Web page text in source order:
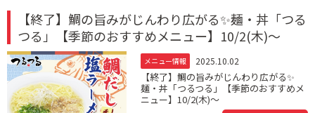
【終了】鯛の旨みがじんわり広がる✨麺・丼「つる
つる」【季節のおすすめメニュー】10/2(木)～
メニュー情報 2025.10.02
【終了】鯛の旨みがじんわり広がる✨
麺・丼「つるつる」【季節のおすすめメ
ニュー】10/2(木)～